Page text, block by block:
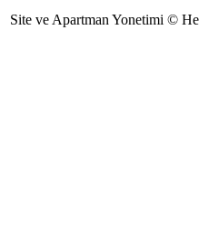
Site ve Apartman Yonetimi ©